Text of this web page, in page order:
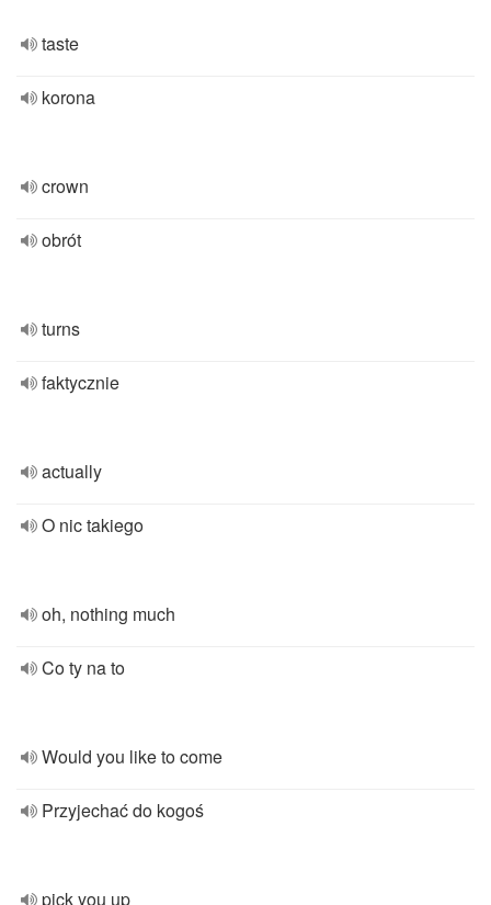
taste
korona
crown
obrót
turns
faktycznie
actually
O nic takiego
oh, nothing much
Co ty na to
Would you like to come
Przyjechać do kogoś
pick you up